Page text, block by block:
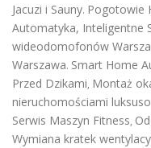
Jacuzi i Sauny. Pogotowie
Automatyka, Inteligentne
wideodomofonów
Warszawa. Smart Home
Przed Dzikami, Montaż
nieruchomościami
Serwis Maszyn Fitness,
Wymiana kratek